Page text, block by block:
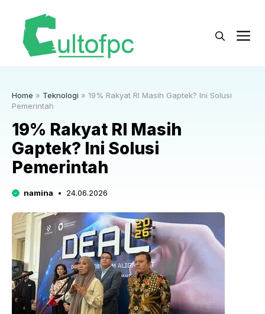
Home » Teknologi » 19% Rakyat RI Masih Gaptek? Ini Solusi
Pemerintah
19% Rakyat RI Masih
Gaptek? Ini Solusi
Pemerintah
namina 24.06.2026